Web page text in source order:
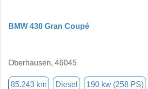
BMW 430 Gran Coupé
Oberhausen, 46045
85.243 km Diesel 190 kw (258 PS)